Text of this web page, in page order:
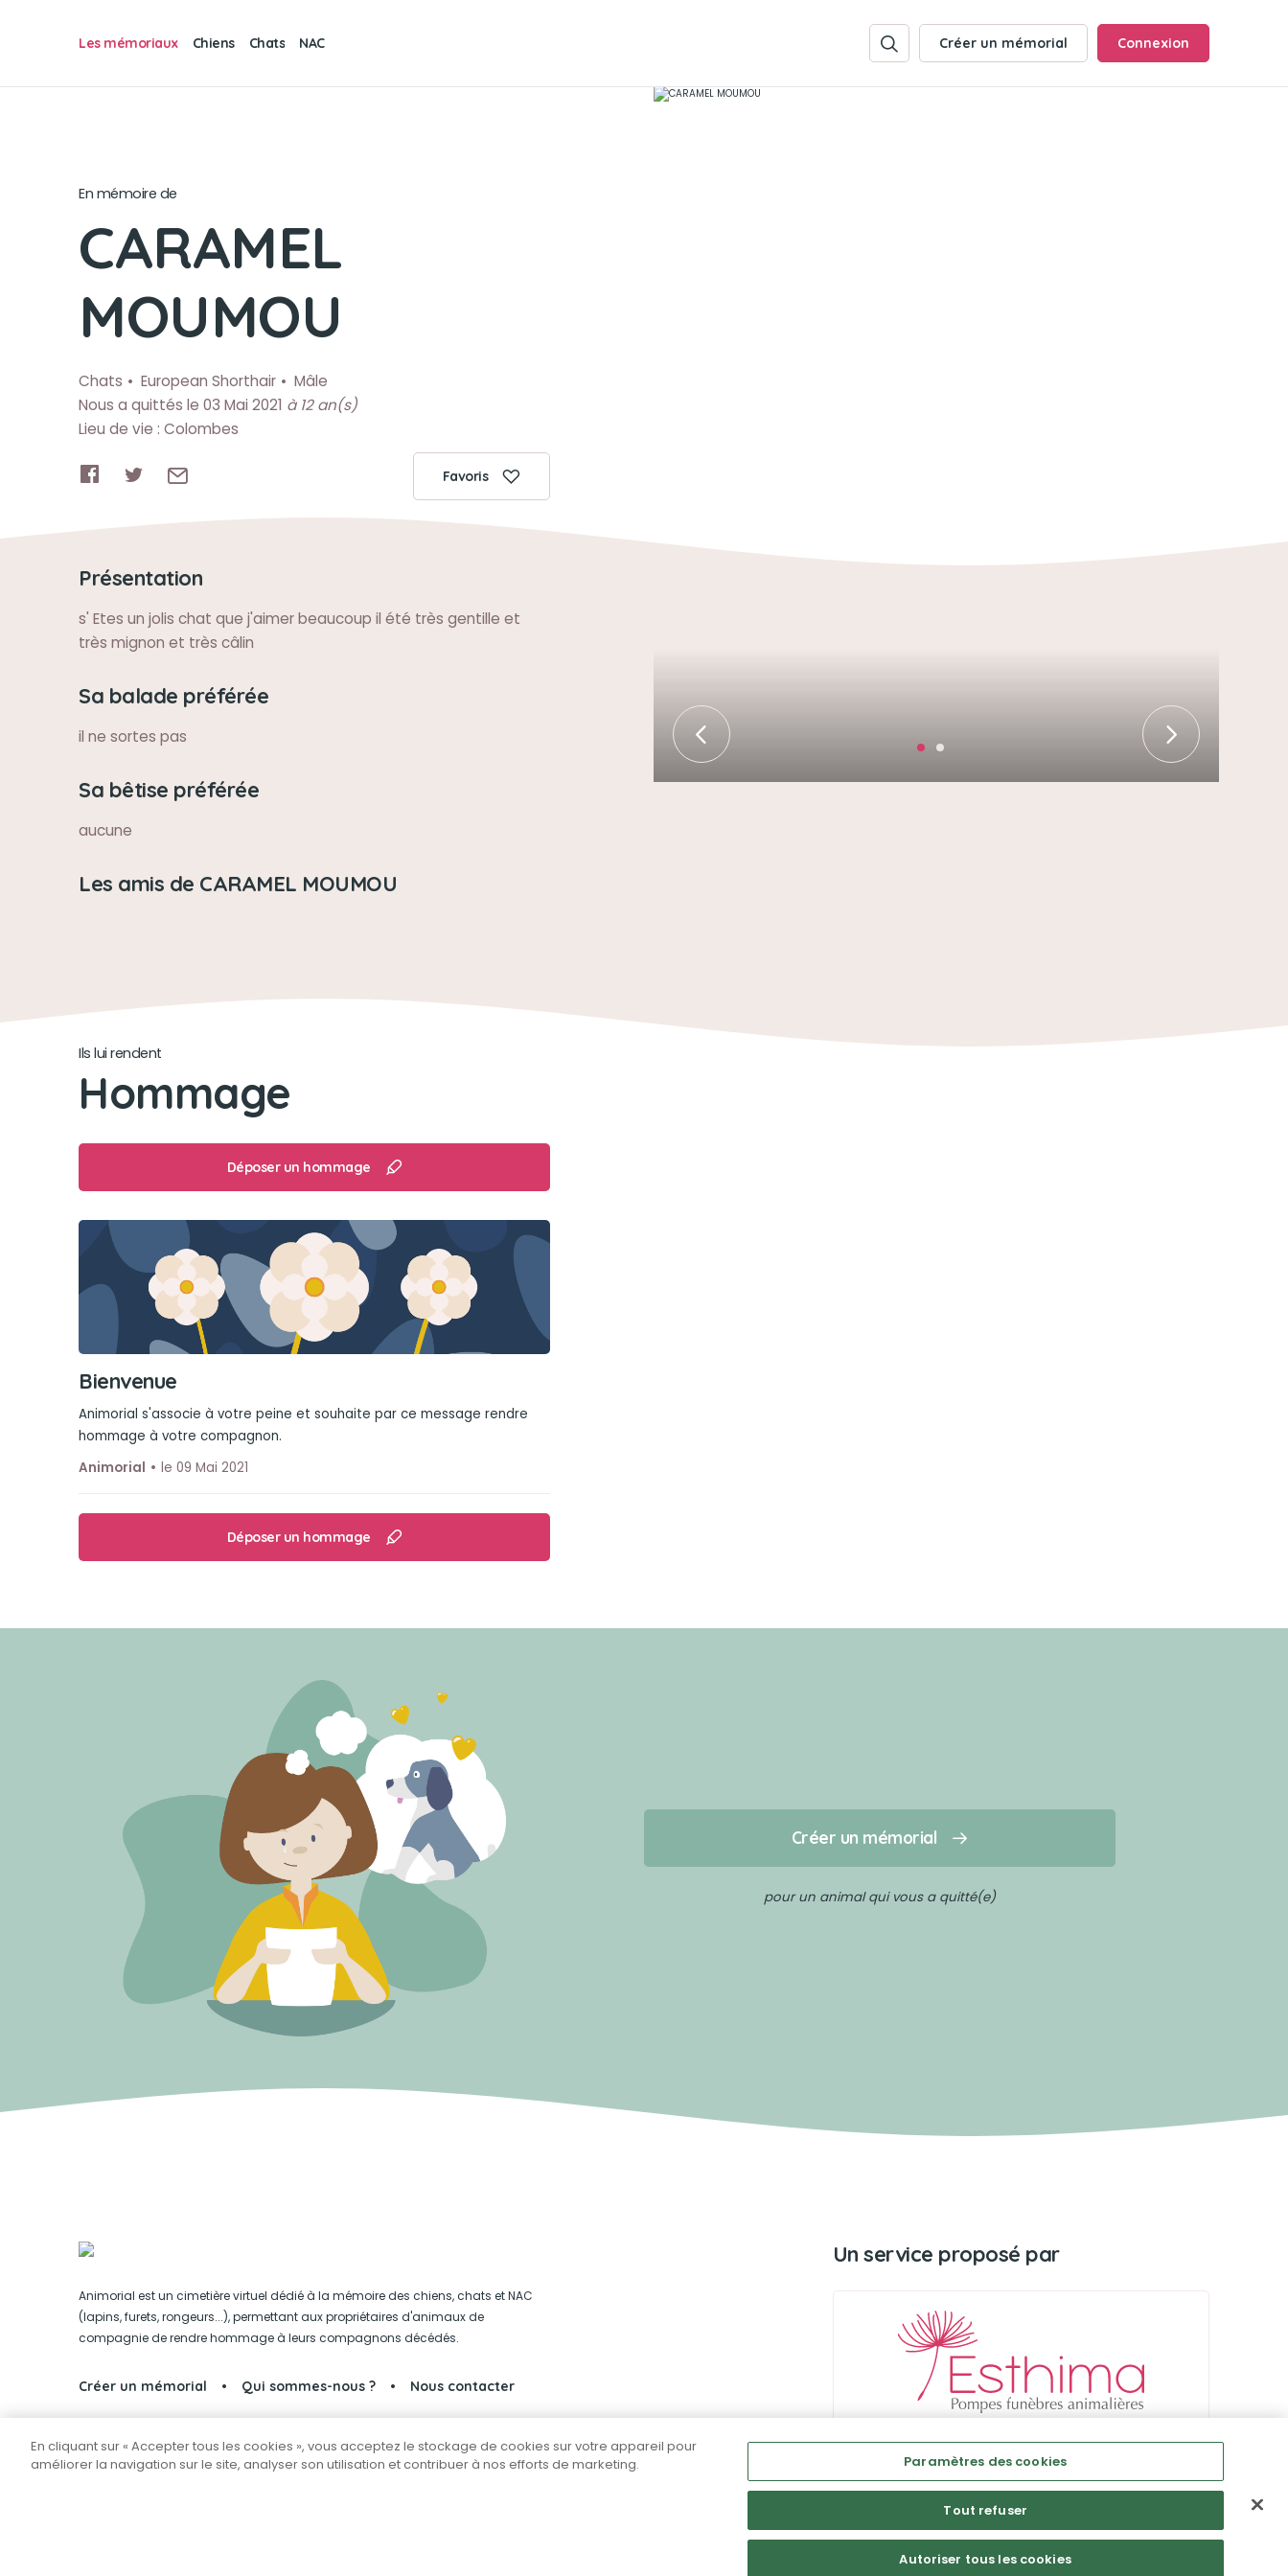
Les mémoriaux Chiens Chats NAC Créer un mémorial Connexion
En mémoire de
CARAMEL
MOUMOU
Chats European Shorthair
Mâle
Nous a quittés le 03 Mai 2021 à 12 an(s)
Lieu de vie : Colombes
Favoris
Présentation
s' Etes un jolis chat que j'aimer beaucoup il été très gentille et
très mignon et très câlin
Sa balade préférée
il ne sortes pas
Sa bêtise préférée
aucune
Les amis de CARAMEL MOUMOU
Ils lui rendent
Hommage
Déposer un hommage
Bienvenue
Animorial s'associe à votre peine et souhaite par ce message rendre
hommage à votre compagnon.
Animorial
le 09 Mai 2021
Déposer un hommage
Créer un mémorial
pour un animal qui vous a quitté(e)
Animorial est un cimetière virtuel dédié à la mémoire des chiens, chats et NAC
(lapins, furets, rongeurs...), permettant aux propriétaires d'animaux de
compagnie de rendre hommage à leurs compagnons décédés.
Créer un mémorial Qui sommes-nous ? Nous contacter
Partager sur Facebook
Un service proposé par
En cliquant sur « Accepter tous les cookies », vous acceptez le stockage de cookies sur votre appareil pour
améliorer la navigation sur le site, analyser son utilisation et contribuer à nos efforts de marketing.
Paramètres des cookies
Tout refuser
Autoriser tous les cookies